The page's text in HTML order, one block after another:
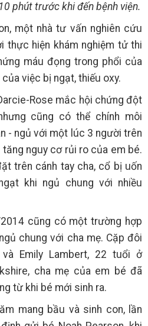
phút trước khi đến bệnh viện.
một nhà tư vấn nghiên cứu
thực hiện khám nghiệm tử thi
máu đọng trong phổi của
việc bị ngạt, thiếu oxy.
Rose mắc hội chứng đột
cũng có thể chính môi
- ngủ với một lúc 3 người trên
nguy cơ rủi ro của em bé.
trên cánh tay cha, cổ bị uốn
khi ngủ chung với nhiều
cũng có một trường hợp
chung với cha mẹ. Cặp đôi
Emily Lambert, 22 tuổi ở
cha mẹ của em bé đã
từ khi bé mới sinh ra.
mang bầu và sinh con, lần